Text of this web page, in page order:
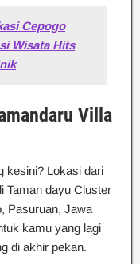
Cepogo
Wisata Hits
Villa
kesini? Lokasi dari
Taman dayu Cluster
Pasuruan, Jawa
kamu yang lagi
di akhir pekan.